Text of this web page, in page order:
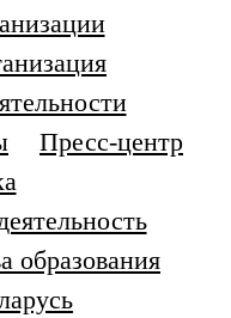
Пресс-центр
образования